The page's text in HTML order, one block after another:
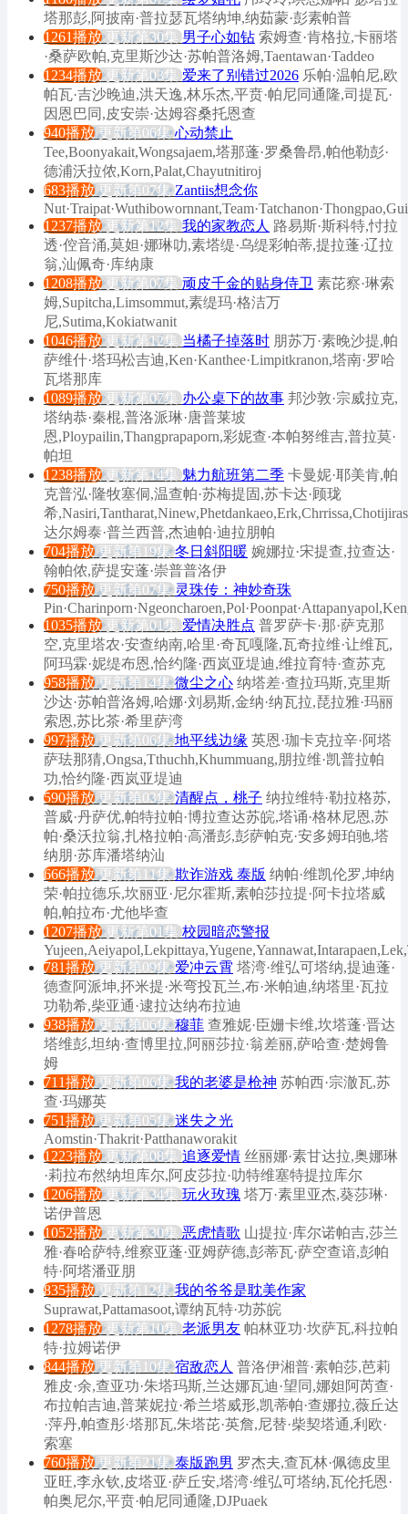
塔那彭,阿披南·普拉瑟瓦塔纳坤,纳茹蒙·彭素帕普
1261播放 更新第30集 男子心如钻 索姆查·肯格拉,卡丽塔
·桑萨欧帕,克里斯沙达·苏帕普洛姆,Taentawan·Taddeo
1234播放 更新第03集 爱来了别错过2026 乐帕·温帕尼,欧
帕瓦·吉沙晚迪,洪天逸,林乐杰,平贲·帕尼同通隆,司提瓦·
因恩巴同,皮安崇·达姆容桑托恩查
940播放 更新第06集 心动禁止
Tee,Boonyakait,Wongsajaem,塔那蓬·罗桑鲁昂,帕他勒彭·
德浦沃拉侬,Korn,Palat,Chayutnitiroj
683播放 更新第07集 Zantiis想念你
1237播放 更新第12集 我的家教恋人 路易斯·斯科特,忖拉
透·倥音涌,莫妲·娜琳叻,素塔缇·乌缇彩帕蒂,提拉蓬·辽拉
翁,汕佩奇·库纳康
1208播放 更新第07集 顽皮千金的贴身侍卫 素芘察·琳索
姆,Supitcha,Limsommut,素缇玛·格洁万
尼,Sutima,Kokiatwanit
1046播放 更新第12集 当橘子掉落时 朋苏万·素晚沙提,帕
萨维什·塔玛松吉迪,Ken·Kanthee·Limpitkranon,塔南·罗哈
瓦塔那库
1089播放 更新第07集 办公桌下的故事 邦沙敦·宗威拉克,
塔纳恭·秦棍,普洛派琳·唐普莱坡
恩,Ploypailin,Thangprapaporn,彩妮查·本帕努维吉,普拉莫·
帕坦
1238播放 更新第14集 魅力航班第二季 卡曼妮·耶美肯,帕
克普泓·隆牧塞侗,温查帕·苏梅提固,苏卡达·顾珑
希
达尔姆泰·普兰西普,杰迪帕·迪拉朋帕
704播放 更新第19集 冬日斜阳暖 婉娜拉·宋提查,拉查达·
翰帕侬,萨提安蓬·崇普普洛伊
750播放 更新第07集 灵珠传：神妙奇珠
1035播放 更新第01集 爱情决胜点 普罗萨卡·那·萨克那
空,克里塔农·安查纳南,哈里·奇瓦嘎隆,瓦奇拉维·让维瓦,
阿玛霖·妮缇布恩,恰约隆·西岚亚堤迪,维拉育特·查苏克
958播放 更新第14集 微尘之心 纳塔差·查拉玛斯,克里斯
沙达·苏帕普洛姆,哈娜·刘易斯,金纳·纳瓦拉,琵拉雅·玛丽
索恩,苏比茶·希里萨湾
997播放 更新第06集 地平线边缘 英恩·珈卡克拉辛·阿塔
萨珐那猜,Ongsa,Tthuchh,Khummuang,朋拉维·凯普拉帕
功,恰约隆·西岚亚堤迪
590播放 更新第03集 清醒点，桃子 纳拉维特·勒拉格苏,
普威·丹萨优,帕特拉帕·博拉查达苏皖,塔诵·格林尼恩,苏
帕·桑沃拉翁,扎格拉帕·高潘彭,彭萨帕克·安多姆珀驰,塔
纳朋·苏库潘塔纳汕
666播放 更新第11集 欺诈游戏 泰版 纳帕·维凯伦罗,坤纳
荣·帕拉德乐,坎丽亚·尼尔霍斯,素帕莎拉提·阿卡拉塔威
帕,帕拉布·尤他毕查
1207播放 更新第01集 校园暗恋警报
781播放 更新第09集 爱冲云霄 塔湾·维弘可塔纳,提迪蓬·
德查阿派坤,抔米提·米弯投瓦兰,布·米帕迪,纳塔里·瓦拉
功勒希,柴亚通·逮拉达纳布拉迪
938播放 更新第06集 穆菲 查雅妮·臣姗卡维,坎塔蓬·晋达
塔维彭,坦纳·查博里拉,阿丽莎拉·翁差丽,萨哈查·楚姆鲁
姆
711播放 更新第06集 我的老婆是枪神 苏帕西·宗澈瓦,苏
查·玛娜英
751播放 更新第05集 迷失之光
Aomstin·Thakrit·Patthanaworakit
1223播放 更新第08集 追逐爱情 丝丽娜·素甘达拉,奥娜琳
·莉拉布然纳坦库尔,阿皮莎拉·叻特维塞特提拉库尔
1206播放 更新第34集 玩火玫瑰 塔万·素里亚杰,葵莎琳·
诺伊普恩
1052播放 更新第30集 恶虎情歌 山提拉·库尔诺帕吉,莎兰
雅·春哈萨特,维察亚蓬·亚姆萨德,彭蒂瓦·萨空查谙,彭帕
特·阿塔潘亚朋
835播放 更新第12集 我的爷爷是耽美作家
Suprawat,Pattamasoot,谭纳瓦特·功苏皖
1278播放 更新第10集 老派男友 帕林亚功·坎萨瓦,科拉帕
特·拉姆诺伊
844播放 更新第10集 宿敌恋人 普洛伊湘普·素帕莎,芭莉
雅皮·余,查亚功·朱塔玛斯,兰达娜瓦迪·望同,娜妲阿芮查·
布拉帕吉迪,普莱妮拉·希兰塔威形,凯蒂帕·查娜拉,薇丘达
·萍丹,帕查彤·塔那瓦,朱塔芘·英詹,尼替·柴契塔通,利欧·
索塞
760播放 更新第21集 泰版跑男 罗杰夫,查瓦林·佩德皮里
亚旺,李永钦,皮塔亚·萨丘安,塔湾·维弘可塔纳,瓦伦托恩·
帕奥尼尔,平贲·帕尼同通隆,DJPuaek